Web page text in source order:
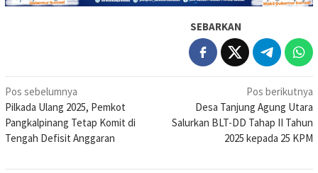
SEBARKAN
Navigasi
pos
Pos sebelumnya
Pilkada Ulang 2025, Pemkot
Pangkalpinang Tetap Komit di
Tengah Defisit Anggaran
Pos berikutnya
Desa Tanjung Agung Utara
Salurkan BLT-DD Tahap II Tahun
2025 kepada 25 KPM